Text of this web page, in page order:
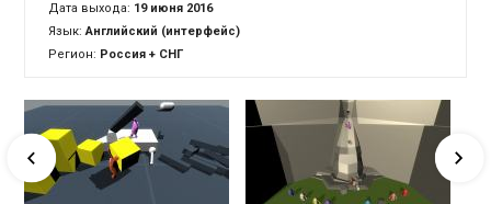
Дата выхода: 19 июня 2016
Язык:Английский (интерфейс)
Регион: Россия + СНГ